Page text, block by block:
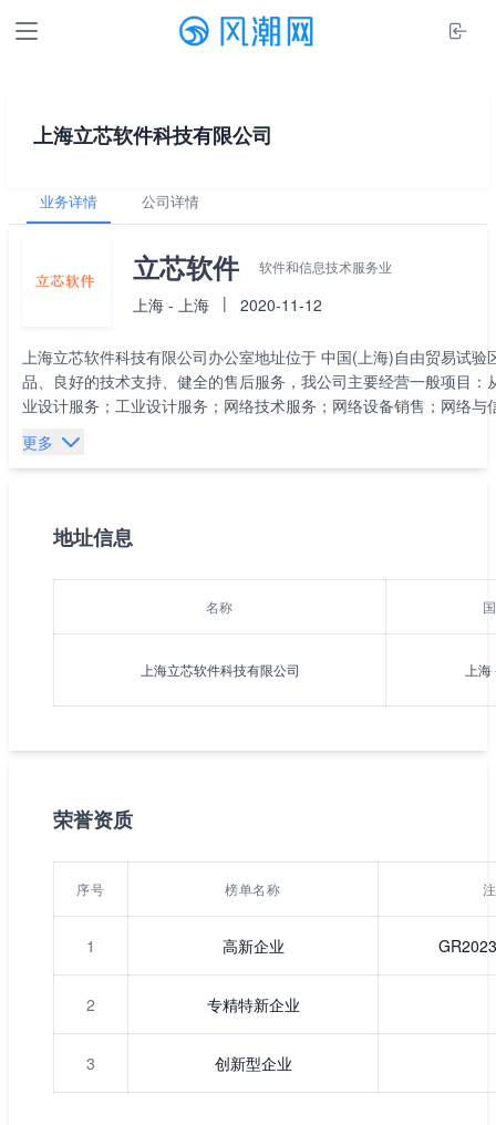
上海立芯软件科技有限公司
业务详情 公司详情
立芯软件 软件和信息技术服务业
上海 - 上海 | 2020-11-12
上海立芯软件科技有限公司办公室地址位于 中国(上海)自由贸易试
品、良好的技术支持、健全的售后服务，我公司主要经营一般项目
业设计服务；工业设计服务；网络技术服务；网络设备销售；网络
据服务；物联网技术服务；大数据服务；数据处理和存储支持服务
对我公司的产品服务有兴趣，期待您在线留言或者来电咨询
更多
地址信息
名称
上海立芯软件科技有限公司 上
荣誉资质
序号 榜单名称
1 高新企业
2 专精特新企业
3 创新型企业